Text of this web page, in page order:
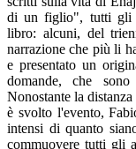
di un figlio", tutti gli
libro: alcuni, del
narrazione che più li
e presentato un
domande, che
Nonostante la
è svolto l'evento,
intensi di quanto
commuovere tutti gli